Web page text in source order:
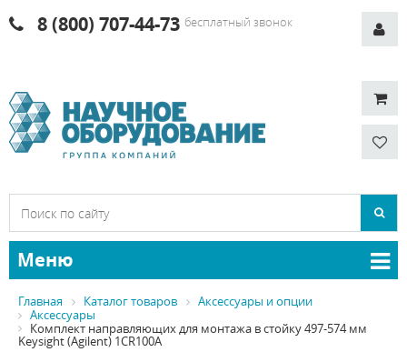
8 (800) 707-44-73 бесплатный звонок
Меню
Главная Каталог товаров
Аксессуары и опции
Аксессуары
Комплект направляющих для монтажа в стойку 497-574 мм
Keysight (Agilent) 1CR100A